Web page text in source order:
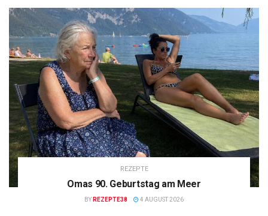
REZEPTE
Omas 90. Geburtstag am Meer
BY REZEPTE38 4 AUGUST 2026